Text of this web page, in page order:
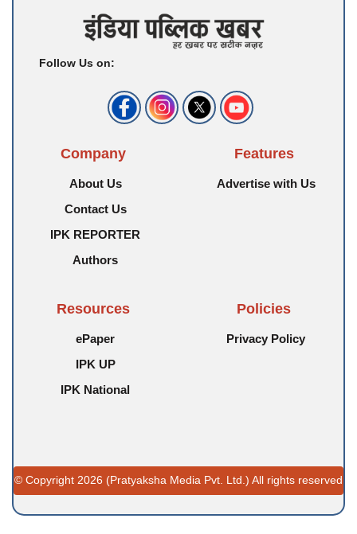
Follow Us on:
Company
About Us
Contact Us
IPK REPORTER
Authors
Features
Advertise with Us
Resources
ePaper
IPK UP
IPK National
Policies
Privacy Policy
© Copyright 2026 (Pratyaksha Media Pvt. Ltd.) All rights reserved